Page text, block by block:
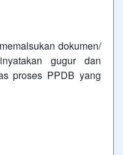
dokumen/
gugur dan
proses PPDB yang